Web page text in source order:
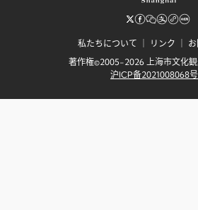
私たちについて リンク
著作権©2005-2026 上海市文化
沪ICP备2021008068